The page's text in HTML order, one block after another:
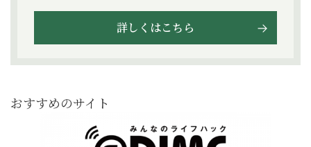
詳しくはこちら
おすすめのサイト